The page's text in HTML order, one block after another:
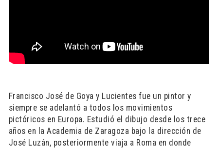
Francisco José de Goya y Lucientes fue un pintor y
siempre se adelantó a todos los movimientos
pictóricos en Europa. Estudió el dibujo desde los trece
años en la Academia de Zaragoza bajo la dirección de
José Luzán, posteriormente viaja a Roma en donde